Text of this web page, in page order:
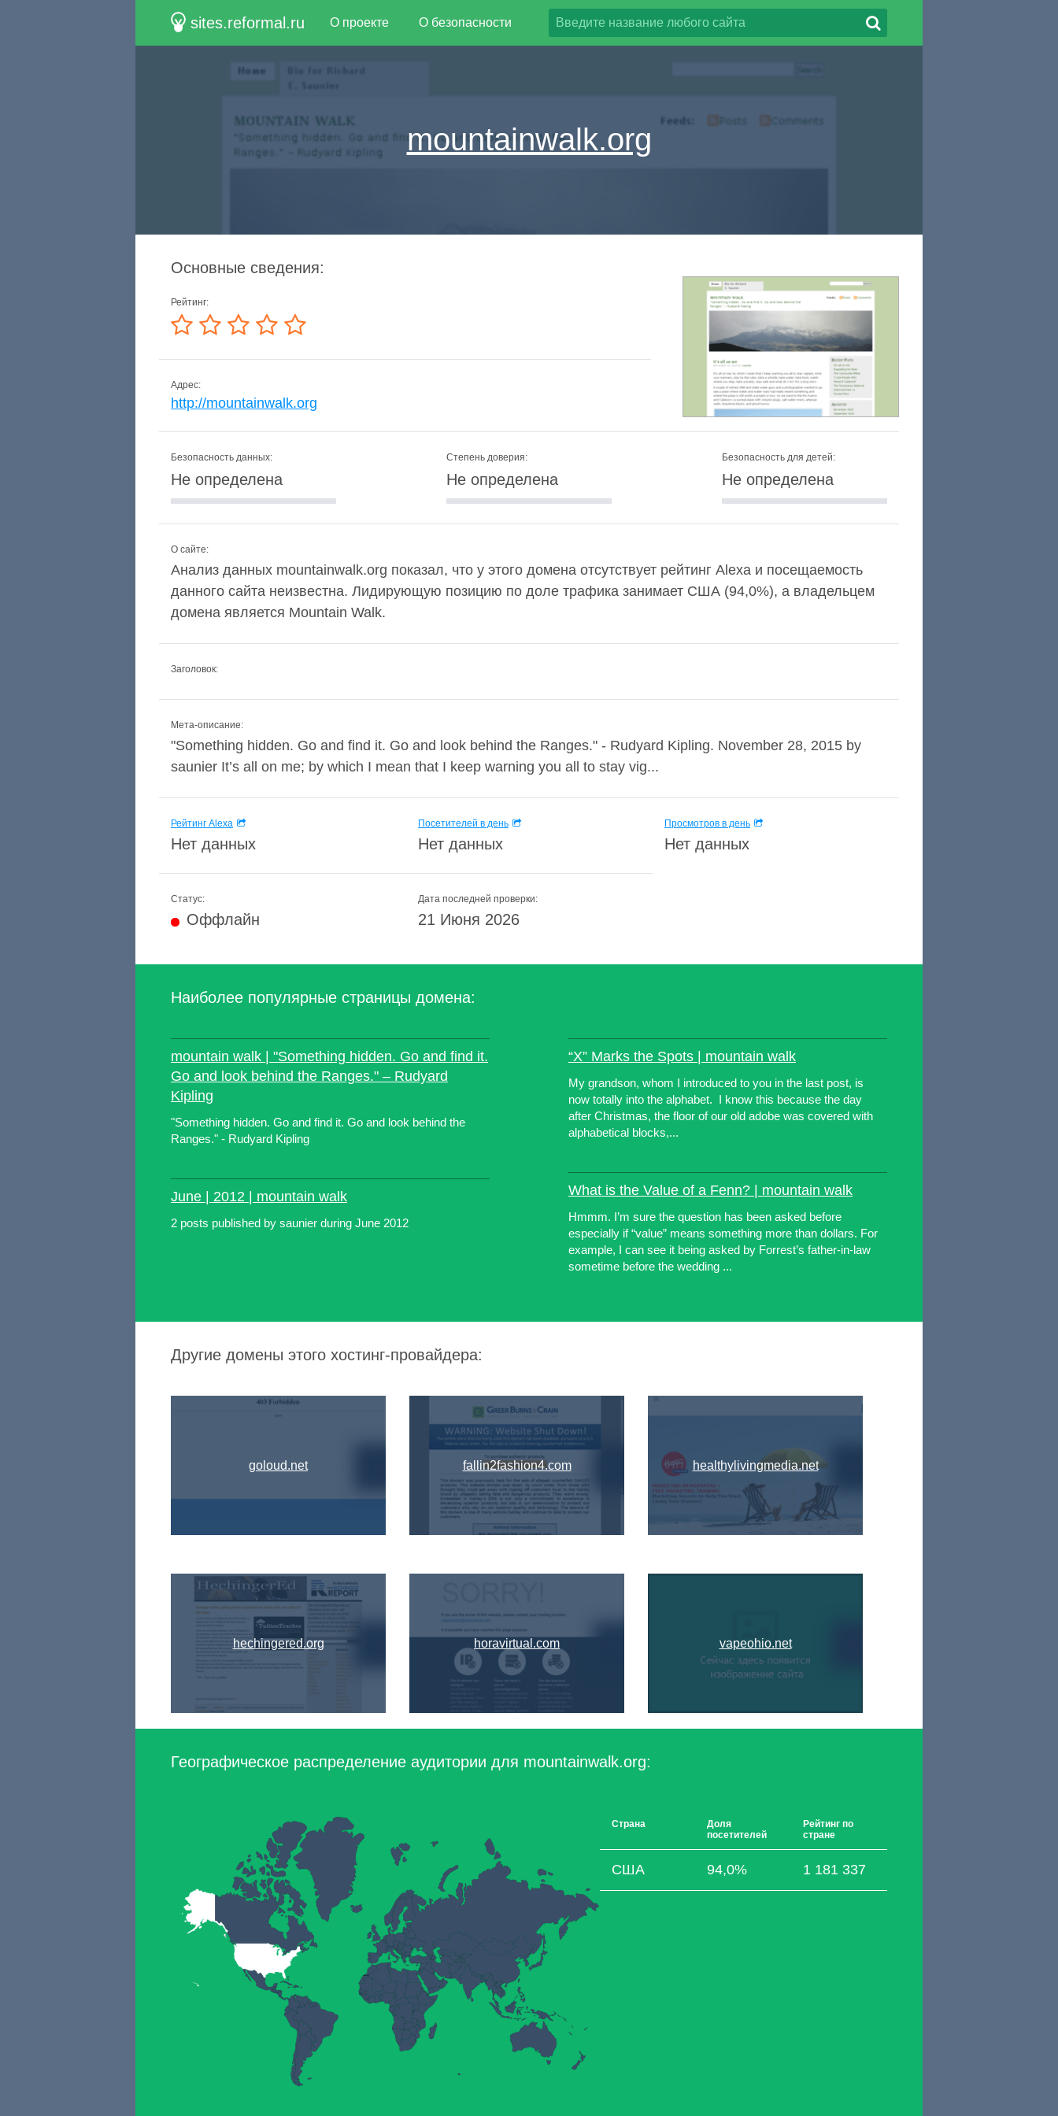
sites.reformal.ru О проекте О безопасности
mountainwalk.org
Основные сведения:
Рейтинг:
Адрес:
http://mountainwalk.org
Безопасность данных:
Не определена
Степень доверия:
Не определена
Безопасность для детей:
Не определена
О сайте:
Анализ данных mountainwalk.org показал, что у этого домена отсутствует рейтинг Alexa и посещаемость
данного сайта неизвестна. Лидирующую позицию по доле трафика занимает США (94,0%), а владельцем
домена является Mountain Walk.
Заголовок:
Мета-описание:
"Something hidden. Go and find it. Go and look behind the Ranges." - Rudyard Kipling. November 28, 2015 by
saunier It’s all on me; by which I mean that I keep warning you all to stay vig...
Рейтинг Alexa
Нет данных
Посетителей в день
Нет данных
Просмотров в день
Нет данных
Статус:
Оффлайн
Дата последней проверки:
21 Июня 2026
Наиболее популярные страницы домена:
mountain walk | "Something hidden. Go and find it.
Go and look behind the Ranges." – Rudyard
Kipling
"Something hidden. Go and find it. Go and look behind the
Ranges." - Rudyard Kipling
June | 2012 | mountain walk
2 posts published by saunier during June 2012
“X” Marks the Spots | mountain walk
My grandson, whom I introduced to you in the last post, is
now totally into the alphabet. I know this because the day
after Christmas, the floor of our old adobe was covered with
alphabetical blocks,...
What is the Value of a Fenn? | mountain walk
Hmmm. I’m sure the question has been asked before
especially if “value” means something more than dollars. For
example, I can see it being asked by Forrest’s father-in-law
sometime before the wedding ...
Другие домены этого хостинг-провайдера:
goloud.net
hechingered.org
fallin2fashion4.com
horavirtual.com
healthylivingmedia.net
vapeohio.net
Географическое распределение аудитории для mountainwalk.org:
Страна
Доля
посетителей
Рейтинг по
стране
США 94,0% 1 181 337